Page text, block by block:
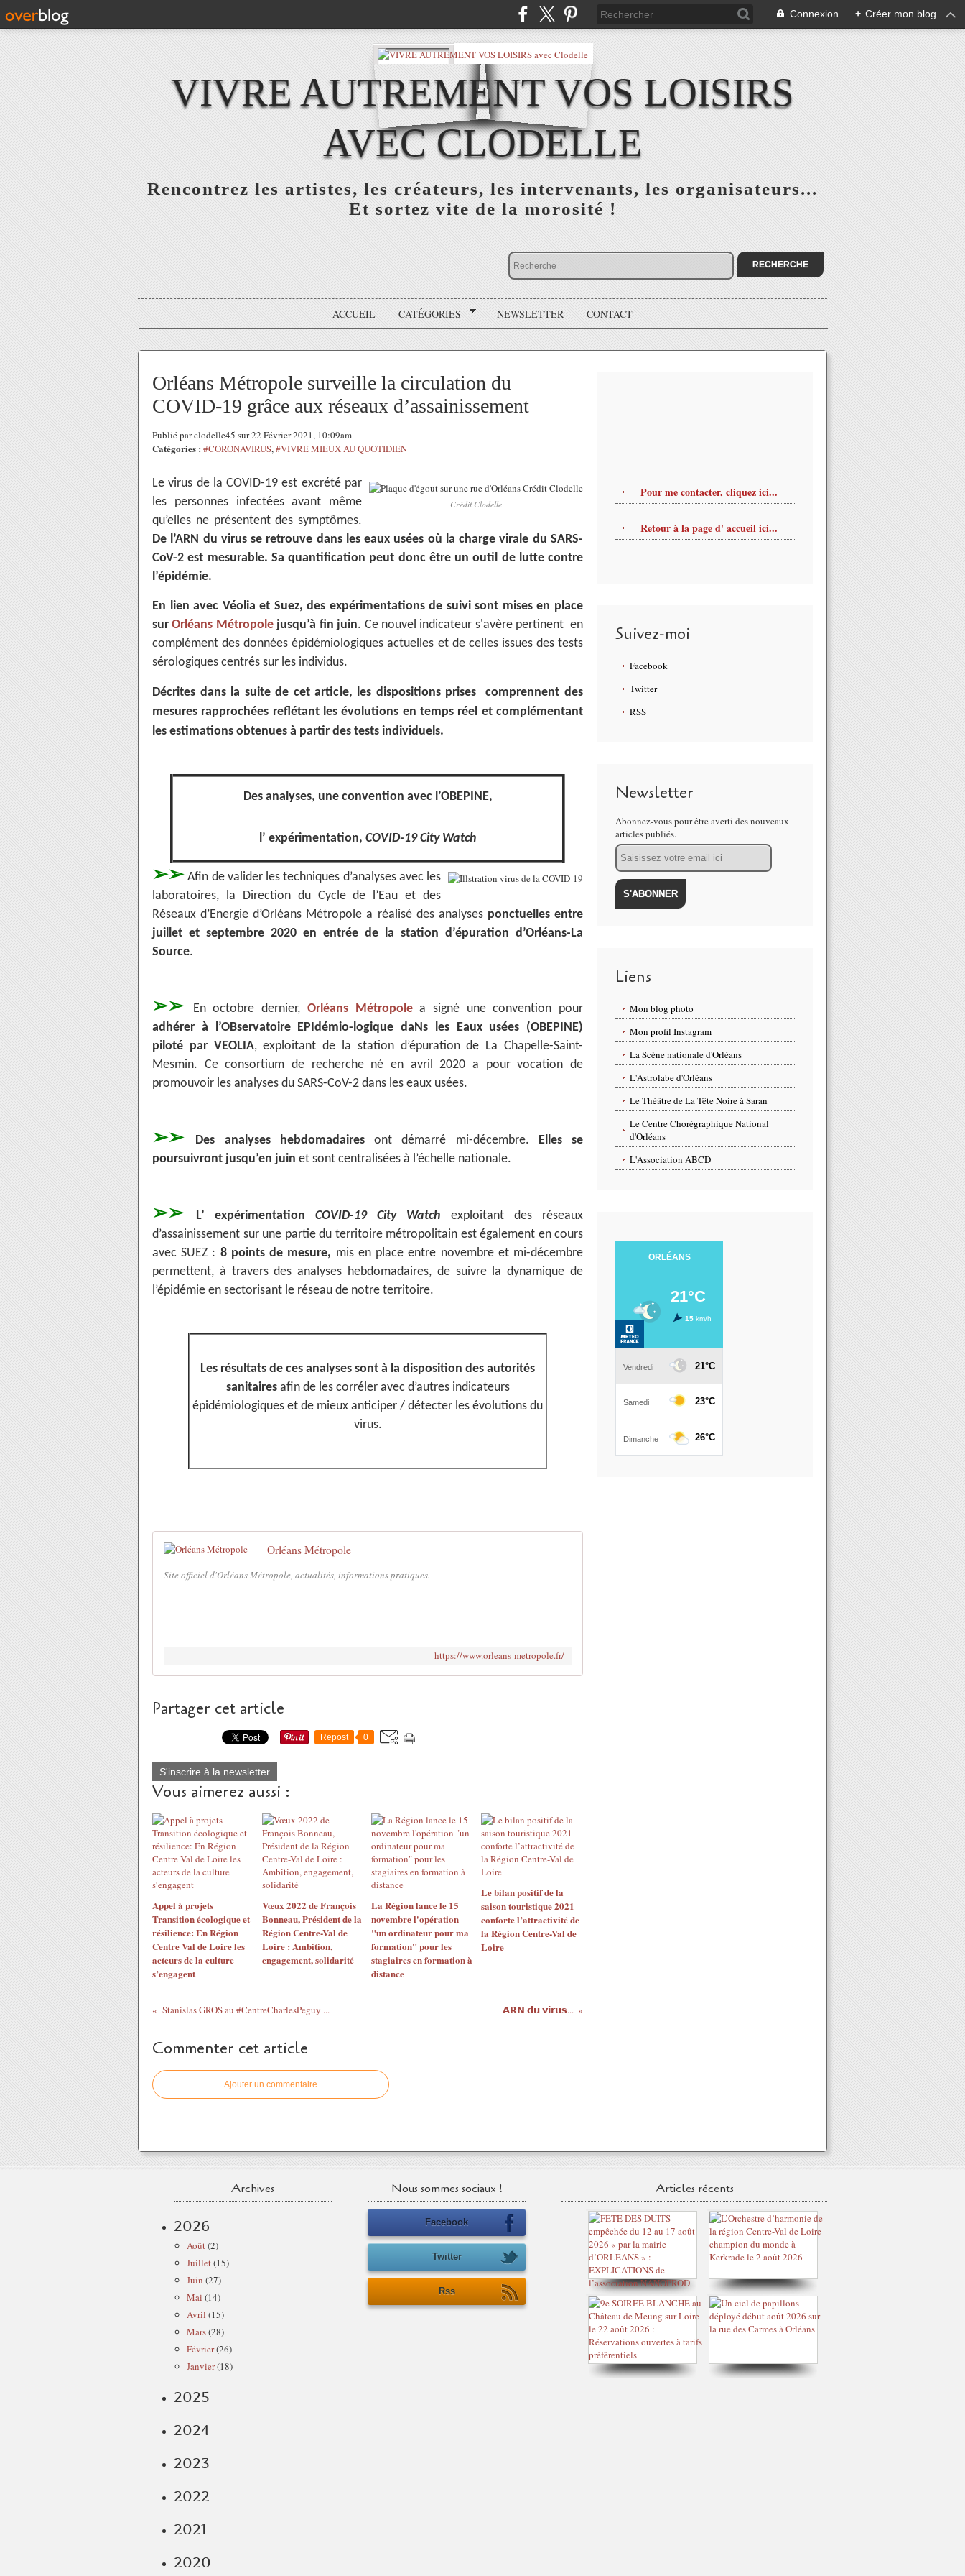
Connexion + Créer mon blog
VIVRE AUTREMENT VOS LOISIRS
AVEC CLODELLE
Rencontrez les artistes, les créateurs, les intervenants, les organisateurs...
Et sortez vite de la morosité !
ACCUEIL CATÉGORIES NEWSLETTER CONTACT
Orléans Métropole surveille la circulation du
COVID-19 grâce aux réseaux d’assainissement
Publié par clodelle45 sur 22 Février 2021, 10:09am
Catégories : #CORONAVIRUS,#VIVRE MIEUX AU QUOTIDIEN
Crédit Clodelle
Le virus de la COVID-19 est excrété par
les personnes infectées avant même
qu’elles ne présentent des symptômes.
De l’ARN du virus se retrouve dans les eaux usées où la charge virale du SARS-
CoV-2 est mesurable. Sa quantification peut donc être un outil de lutte contre
l’épidémie.
En lien avec Véolia et Suez, des expérimentations de suivi sont mises en place
sur Orléans Métropolejusqu’à fin juin. Ce nouvel indicateur s'avère pertinent en
complément des données épidémiologiques actuelles et de celles issues des tests
sérologiques centrés sur les individus.
Décrites dans la suite de cet article, les dispositions prises comprennent des
mesures rapprochées reflétant les évolutions en temps réel et complémentant
les estimations obtenues à partir des tests individuels.
Des analyses, une convention avec l’OBEPINE,
l’ expérimentation, COVID-19 City Watch
➢➢ Afin de valider les techniques d’analyses avec les
laboratoires, la Direction du Cycle de l’Eau et des
Réseaux d’Energie d’Orléans Métropole a réalisé des analyses ponctuelles entre
juillet et septembre 2020 en entrée de la station d’épuration d’Orléans-La
Source.
➢➢ En octobre dernier, Orléans Métropolea signé une convention pour
adhérer à l’OBservatoire EPIdémio-logique daNs les Eaux usées (OBEPINE)
piloté par VEOLIA, exploitant de la station d’épuration de La Chapelle-Saint-
Mesmin. Ce consortium de recherche né en avril 2020 a pour vocation de
promouvoir les analyses du SARS-CoV-2 dans les eaux usées.
➢➢ Des analyses hebdomadairesont démarré mi-décembre. Elles se
poursuivront jusqu’en juin et sont centralisées à l’échelle nationale.
➢➢ L’ expérimentation COVID-19 City Watch exploitant des réseaux
d’assainissement sur une partie du territoire métropolitain est également en cours
avec SUEZ : 8 points de mesure, mis en place entre novembre et mi-décembre
permettent, à travers des analyses hebdomadaires, de suivre la dynamique de
l’épidémie en sectorisant le réseau de notre territoire.
Les résultats de ces analyses sont à la disposition des autorités
sanitairesafin de les corréler avec d’autres indicateurs
épidémiologiques et de mieux anticiper / détecter les évolutions du
virus.
Orléans Métropole
Site officiel d'Orléans Métropole, actualités, informations pratiques.
https://www.orleans-metropole.fr/
Partager cet article
Repost 0
S'inscrire à la newsletter
Vous aimerez aussi :
Appel à projets
Transition écologique et
résilience: En Région
Centre Val de Loire les
acteurs de la culture
s’engagent
Vœux 2022 de François
Bonneau, Président de la
Région Centre-Val de
Loire : Ambition,
engagement, solidarité
La Région lance le 15
novembre l'opération
"un ordinateur pour ma
formation" pour les
stagiaires en formation à
distance
Le bilan positif de la
saison touristique 2021
conforte l’attractivité de
la Région Centre-Val de
Loire
Stanislas GROS au #CentreCharlesPeguy ... 𝗔𝗥𝗡 𝗱𝘂 𝘃𝗶𝗿𝘂𝘀...
Commenter cet article
Ajouter un commentaire
Pour me contacter, cliquez ici...
Retour à la page d' accueil ici...
Suivez-moi
Facebook
Twitter
RSS
Newsletter
Abonnez-vous pour être averti des nouveaux
articles publiés.
Email
Liens
Mon blog photo
Mon profil Instagram
La Scène nationale d'Orléans
L'Astrolabe d'Orléans
Le Théâtre de La Tête Noire à Saran
Le Centre Chorégraphique National
d'Orléans
L'Association ABCD
Archives
2026
Août(2)
Juillet(15)
Juin (27)
Mai (14)
Avril (15)
Mars(28)
Février(26)
Janvier(18)
2025
2024
2023
2022
2021
2020
Nous sommes sociaux !
Facebook
Twitter
Rss
Articles récents